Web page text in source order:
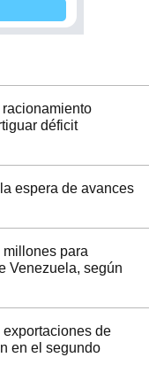
déficit
espera de avances
para
Venezuela, según
de
en el segundo